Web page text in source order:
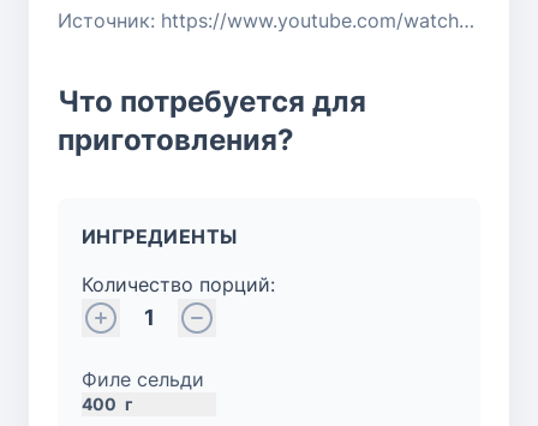
Источник: https://www.youtube.com/watch?v=KsK7Zb20f2o
Что потребуется для
приготовления?
ИНГРЕДИЕНТЫ
Количество порций:
1
Филе сельди
400 г